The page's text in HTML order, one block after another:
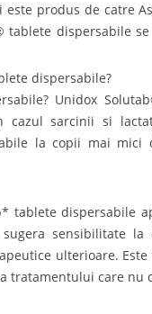
produs de catre
dispersabile
dispersabile?
Unidox
sarcinii si
la copii mai
tablete dispersabile
sensibilitate la
ulterioare.
tratamentului care nu